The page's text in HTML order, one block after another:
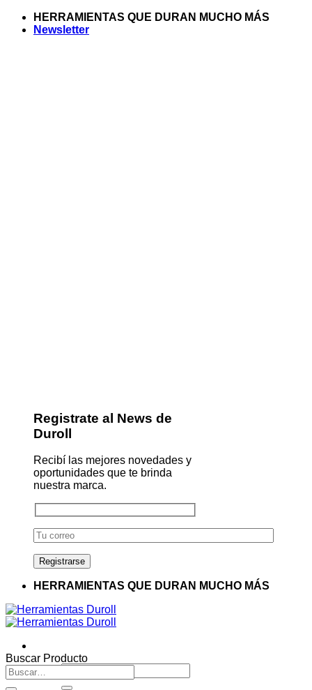
Saltar
HERRAMIENTAS QUE DURAN MUCHO MÁS
Newsletter
Registrate al News de
Duroll
Recibí las mejores novedades y
oportunidades que te brinda
nuestra marca.
HERRAMIENTAS QUE DURAN MUCHO MÁS
Buscar
por:
Buscar Producto
Buscar
por: